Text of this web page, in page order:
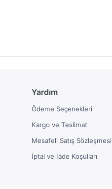
Yardım
Ödeme Seçenekleri
Kargo ve Teslimat
Mesafeli Satış Sözleşmesi
İptal ve İade Koşulları